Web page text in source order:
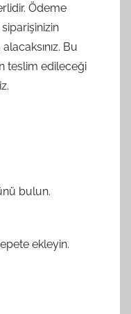
Ödeme
Bu
teslim edileceği
bulun.
ekleyin.